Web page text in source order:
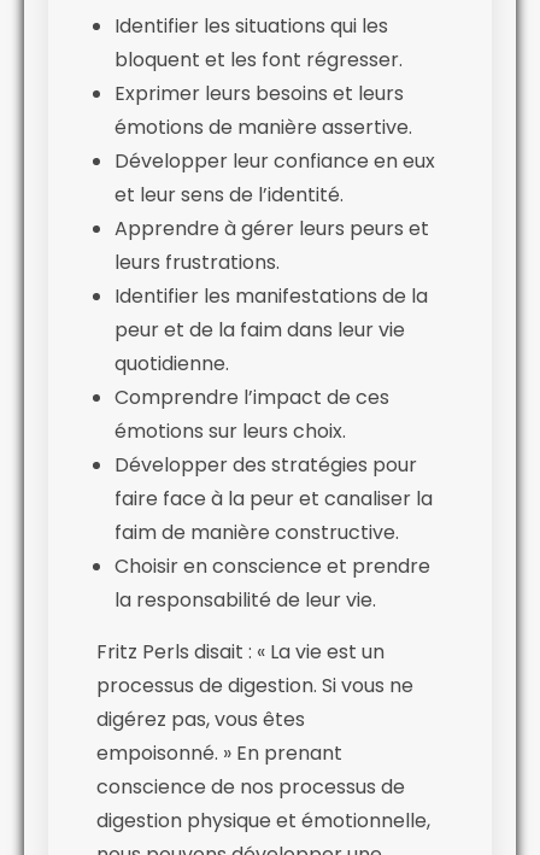
Identifier les situations qui les
bloquent et les font régresser.
Exprimer leurs besoins et leurs
émotions de manière assertive.
Développer leur confiance en eux
et leur sens de l’identité.
Apprendre à gérer leurs peurs et
leurs frustrations.
Identifier les manifestations de la
peur et de la faim dans leur vie
quotidienne.
Comprendre l’impact de ces
émotions sur leurs choix.
Développer des stratégies pour
faire face à la peur et canaliser la
faim de manière constructive.
Choisir en conscience et prendre
la responsabilité de leur vie.
Fritz Perls disait : « La vie est un
processus de digestion. Si vous ne
digérez pas, vous êtes
empoisonné. » En prenant
conscience de nos processus de
digestion physique et émotionnelle,